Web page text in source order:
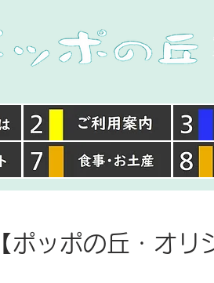
【ポッポの丘・オ